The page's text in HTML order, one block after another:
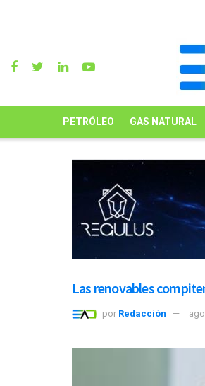
PETRÓLEO GAS NATURAL
Las renovables
por Redacción